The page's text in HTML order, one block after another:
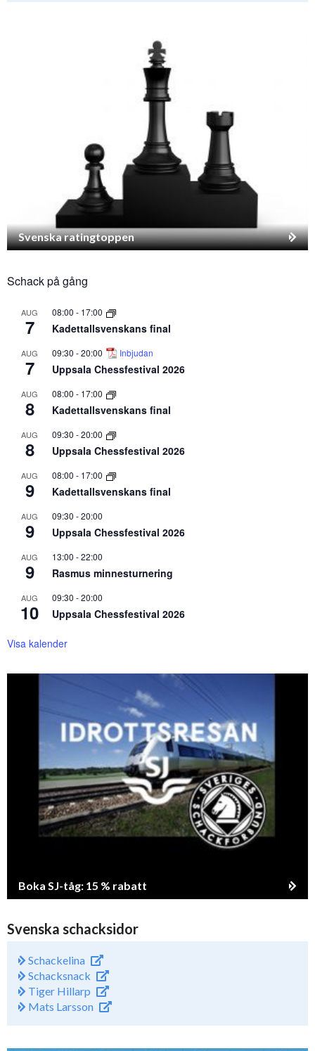
Svenska ratingtoppen
Schack på gång
AUG
7
08:00 - 17:00
Kadettallsvenskans final
AUG
7
09:30 -20:00 Inbjudan
Uppsala Chessfestival 2026
AUG
8
08:00 - 17:00
Kadettallsvenskans final
AUG
8
09:30 -20:00
Uppsala Chessfestival 2026
AUG
9
08:00 - 17:00
Kadettallsvenskans final
AUG
9
09:30 -20:00
Uppsala Chessfestival 2026
AUG
9
13:00 -22:00
Rasmus minnesturnering
AUG
10
09:30 -20:00
Uppsala Chessfestival 2026
Visa kalender
Boka SJ-tåg: 15 % rabatt
Svenska schacksidor
Schackelina
Schacksnack
Tiger Hillarp
Mats Larsson